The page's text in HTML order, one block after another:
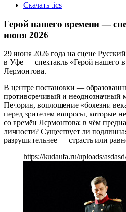
Скачать .ics
Герой нашего времени —
июня 2026
29 июня 2026 года на сцене
в Уфе — спектакль «Герой нашего
Лермонтова.
В центре постановки —
противоречивый и неоднозначный
Печорин, воплощение «болезни
перед зрителем вопросы, которые
со времён Лермонтова: в чём
личности? Существует ли
разрушительнее — страсть или
https://kudaufa.ru/uploads/